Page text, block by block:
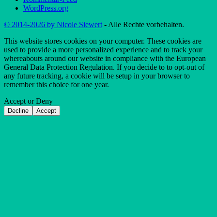
WordPress.org
© 2014-2026 by Nicole Siewert - Alle Rechte vorbehalten.
This website stores cookies on your computer. These cookies are
used to provide a more personalized experience and to track your
whereabouts around our website in compliance with the European
General Data Protection Regulation. If you decide to to opt-out of
any future tracking, a cookie will be setup in your browser to
remember this choice for one year.
Accept or Deny
Decline Accept